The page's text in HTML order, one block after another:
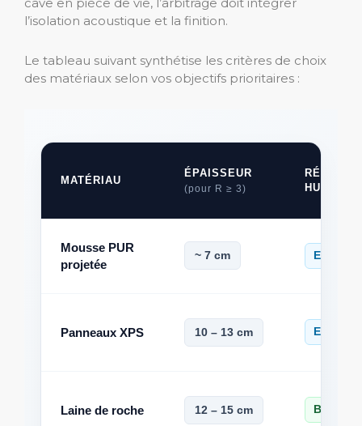
l’isolation acoustique et la finition.
Le tableau suivant synthétise les critères de choix
des matériaux selon vos objectifs prioritaires :
MATÉRIAU
ÉPAISSEUR
(pour R ≥ 3)
HUMIDITÉ
Mousse PUR
projetée
~ 7 cm
Panneaux XPS 10 – 13 cm
Laine de roche 12 – 15 cm Bonne